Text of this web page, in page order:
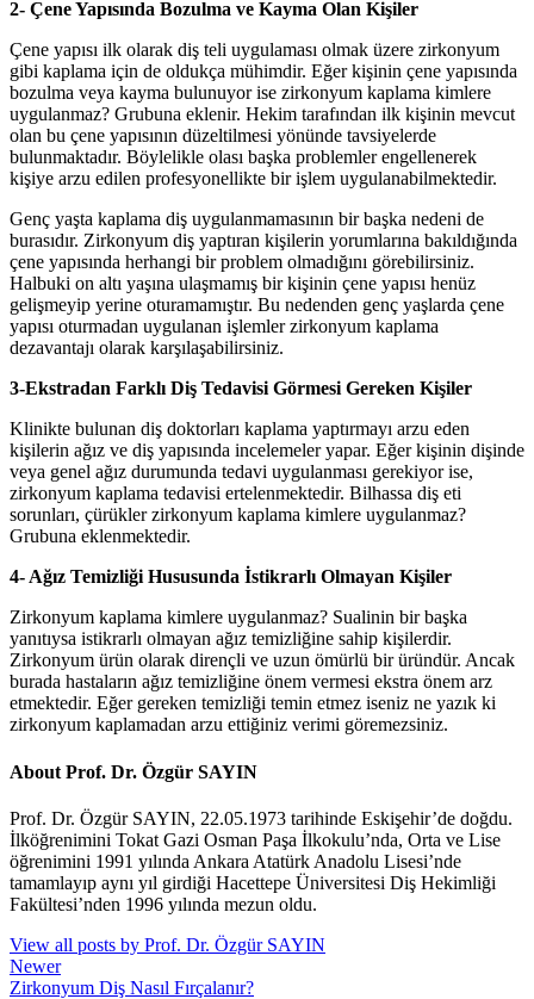
2- Çene Yapısında Bozulma ve Kayma Olan Kişiler
Çene yapısı ilk olarak diş teli uygulaması olmak üzere zirkonyum
gibi kaplama için de oldukça mühimdir. Eğer kişinin çene yapısında
bozulma veya kayma bulunuyor ise zirkonyum kaplama kimlere
uygulanmaz? Grubuna eklenir. Hekim tarafından ilk kişinin mevcut
olan bu çene yapısının düzeltilmesi yönünde tavsiyelerde
bulunmaktadır. Böylelikle olası başka problemler engellenerek
kişiye arzu edilen profesyonellikte bir işlem uygulanabilmektedir.
Genç yaşta kaplama diş uygulanmamasının bir başka nedeni de
burasıdır. Zirkonyum diş yaptıran kişilerin yorumlarına bakıldığında
çene yapısında herhangi bir problem olmadığını görebilirsiniz.
Halbuki on altı yaşına ulaşmamış bir kişinin çene yapısı henüz
gelişmeyip yerine oturamamıştır. Bu nedenden genç yaşlarda çene
yapısı oturmadan uygulanan işlemler zirkonyum kaplama
dezavantajı olarak karşılaşabilirsiniz.
3-Ekstradan Farklı Diş Tedavisi Görmesi Gereken Kişiler
Klinikte bulunan diş doktorları kaplama yaptırmayı arzu eden
kişilerin ağız ve diş yapısında incelemeler yapar. Eğer kişinin dişinde
veya genel ağız durumunda tedavi uygulanması gerekiyor ise,
zirkonyum kaplama tedavisi ertelenmektedir. Bilhassa diş eti
sorunları, çürükler zirkonyum kaplama kimlere uygulanmaz?
Grubuna eklenmektedir.
4- Ağız Temizliği Hususunda İstikrarlı Olmayan Kişiler
Zirkonyum kaplama kimlere uygulanmaz? Sualinin bir başka
yanıtıysa istikrarlı olmayan ağız temizliğine sahip kişilerdir.
Zirkonyum ürün olarak dirençli ve uzun ömürlü bir üründür. Ancak
burada hastaların ağız temizliğine önem vermesi ekstra önem arz
etmektedir. Eğer gereken temizliği temin etmez iseniz ne yazık ki
zirkonyum kaplamadan arzu ettiğiniz verimi göremezsiniz.
About Prof. Dr. Özgür SAYIN
Prof. Dr. Özgür SAYIN, 22.05.1973 tarihinde Eskişehir’de doğdu.
İlköğrenimini Tokat Gazi Osman Paşa İlkokulu’nda, Orta ve Lise
öğrenimini 1991 yılında Ankara Atatürk Anadolu Lisesi’nde
tamamlayıp aynı yıl girdiği Hacettepe Üniversitesi Diş Hekimliği
Fakültesi’nden 1996 yılında mezun oldu.
View all posts by Prof. Dr. Özgür SAYIN
Newer
Zirkonyum Diş Nasıl Fırçalanır?